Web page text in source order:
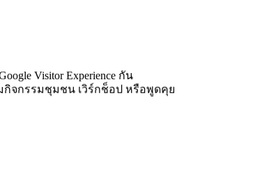
Visitor Experience กัน
กิจกรรมชุมชน เวิร์กช็อป หรือพูดคุย